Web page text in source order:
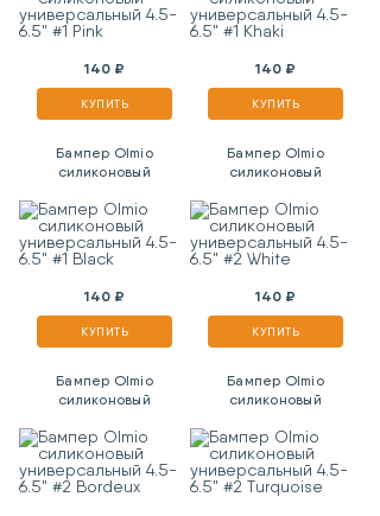
140 ₽
КУПИТЬ
140 ₽
КУПИТЬ
Бампер Olmio
силиконовый
6.5" #1 Black
140 ₽
КУПИТЬ
Бампер Olmio
силиконовый
6.5" #2 White
140 ₽
КУПИТЬ
Бампер Olmio
силиконовый
6.5" #2 Bordeux
Бампер Olmio
силиконовый
6.5" #2 Turquoise